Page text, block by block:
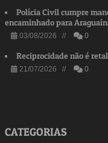
Polícia Civil cumpre
encaminhado para
03/08/2026 // 0
Reciprocidade não é
21/07/2026 // 0
CATEGORIAS